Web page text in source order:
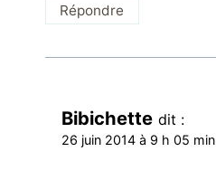
Répondre
Bibichette dit :
26 juin 2014 à 9 h 05 min